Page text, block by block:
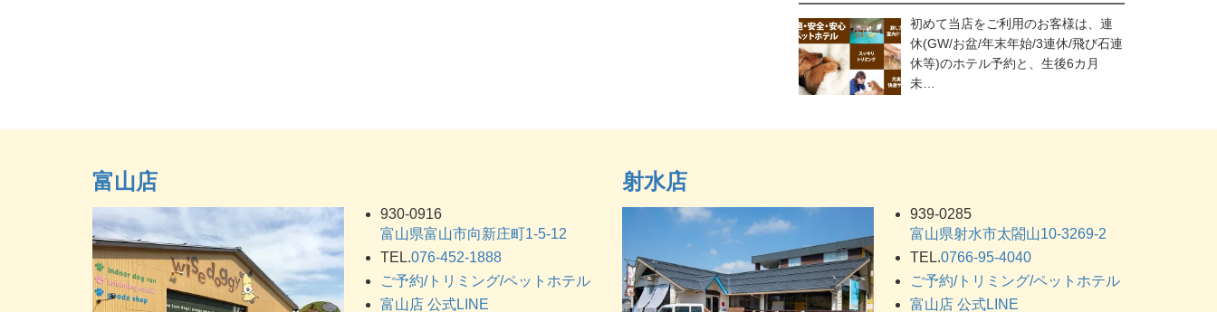
初めて当店をご利用のお客様は、連
休(GW/お盆/年末年始/3連休/飛び石連
休等)のホテル予約と、生後6カ月
未…
富山店
930-0916
富山県富山市向新庄町1-5-12
TEL.076-452-1888
ご予約/トリミング/ペットホテル
富山店 公式LINE
射水店
939-0285
富山県射水市太閤山10-3269-2
TEL.0766-95-4040
ご予約/トリミング/ペットホテル
富山店 公式LINE